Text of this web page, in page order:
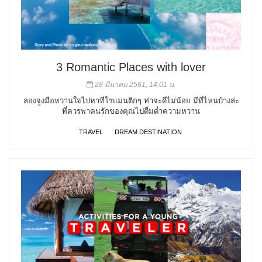
3 Romantic Places with lover
28 มีนาคม 2561, 14:01 น.
ลองจูงมือหวานใจไปหาที่โรแมนติกๆ ท่าจะดีไม่น้อย มีที่ไหนบ้างล่ะ
ที่ควรพาคนรักของคุณไปดื่มด่ำความหวาน
TRAVEL DREAM DESTINATION